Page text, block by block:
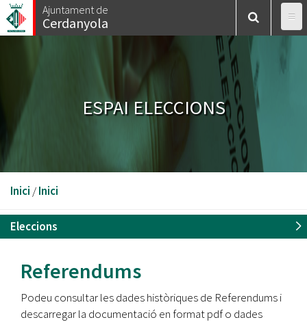
Vés
al
Ajuntament de
Cerdanyola
ESPAI ELECCIONS
Esteu
aquí
Inici /Inici
Eleccions
Referendums
Podeu consultar les dades històriques de Referendums i
descarregar la documentació en format pdf o dades